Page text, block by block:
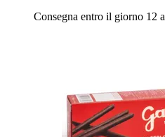
Consegna entro il giorno 12